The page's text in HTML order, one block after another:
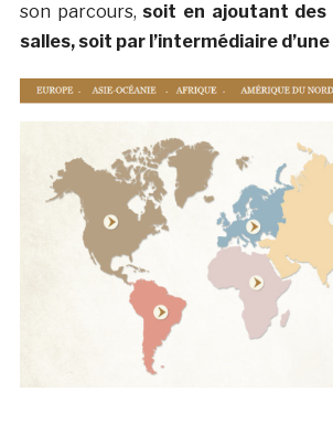
son parcours, soit en ajoutant des
salles, soit par l’intermédiaire